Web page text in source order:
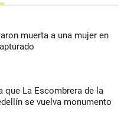
muerta a una mujer en
que La Escombrera de la
se vuelva monumento